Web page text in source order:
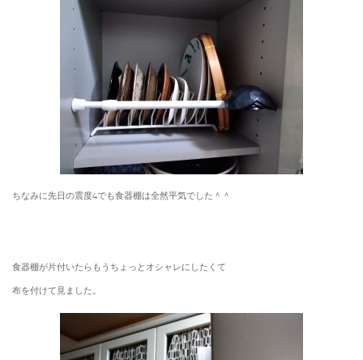
ちなみに先日の震度4でも食器棚は全然平気でした＾＾
食器棚が片付いたらもうちょっとオシャレにしたくて
布を付けて見ました。